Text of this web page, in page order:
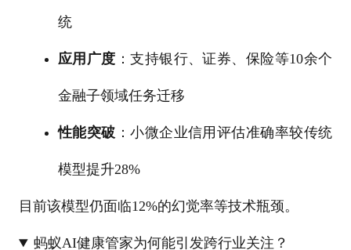
统
应用广度 ：支持银行、证券、保险等10余个
金融子领域任务迁移
性能突破 ：小微企业信用评估准确率较传统
模型提升28%
目前该模型仍面临12%的幻觉率等技术瓶颈。
蚂蚁AI健康管家为何能引发跨行业关注？